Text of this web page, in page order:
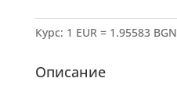
Курс: 1 EUR = 1.95583 BGN
Описание